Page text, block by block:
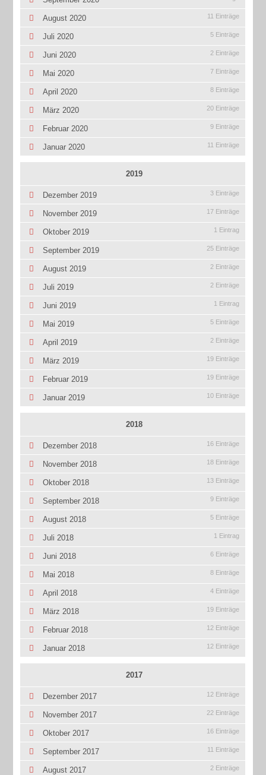
August 2020 11 Einträge
Juli 2020 5 Einträge
Juni 2020 2 Einträge
Mai 2020 7 Einträge
April 2020 8 Einträge
März 2020 20 Einträge
Februar 2020 9 Einträge
Januar 2020 11 Einträge
2019
Dezember 2019 3 Einträge
November 2019 17 Einträge
Oktober 2019 1 Eintrag
September 2019 25 Einträge
August 2019 2 Einträge
Juli 2019 2 Einträge
Juni 2019 1 Eintrag
Mai 2019 5 Einträge
April 2019 2 Einträge
März 2019 19 Einträge
Februar 2019 19 Einträge
Januar 2019 10 Einträge
2018
Dezember 2018 16 Einträge
November 2018 18 Einträge
Oktober 2018 13 Einträge
September 2018 9 Einträge
August 2018 5 Einträge
Juli 2018 1 Eintrag
Juni 2018 6 Einträge
Mai 2018 8 Einträge
April 2018 4 Einträge
März 2018 19 Einträge
Februar 2018 12 Einträge
Januar 2018 12 Einträge
2017
Dezember 2017 12 Einträge
November 2017 22 Einträge
Oktober 2017 16 Einträge
September 2017 11 Einträge
August 2017 2 Einträge